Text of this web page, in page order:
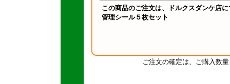
この商品のご注文は、ドルクスダンケ店
管理シール５枚セット
ご注文の確定は、ご購入数